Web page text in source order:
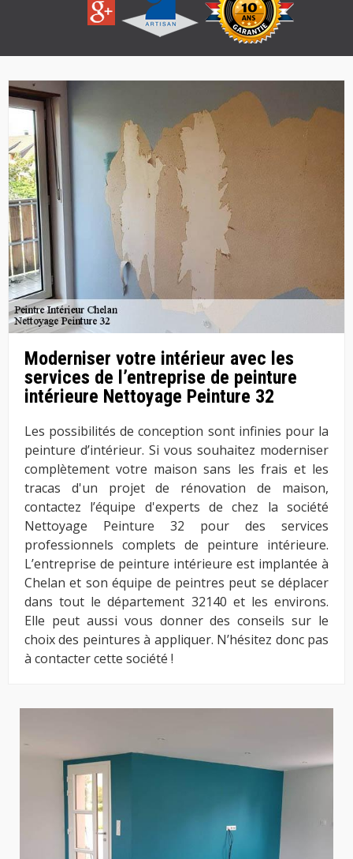
Moderniser votre intérieur avec les
services de l’entreprise de peinture
intérieure Nettoyage Peinture 32
Les possibilités de conception sont infinies pour la
peinture d’intérieur. Si vous souhaitez moderniser
complètement votre maison sans les frais et les
tracas d'un projet de rénovation de maison,
contactez l’équipe d'experts de chez la société
Nettoyage Peinture 32 pour des services
professionnels complets de peinture intérieure.
L’entreprise de peinture intérieure est implantée à
Chelan et son équipe de peintres peut se déplacer
dans tout le département 32140 et les environs.
Elle peut aussi vous donner des conseils sur le
choix des peintures à appliquer. N’hésitez donc pas
à contacter cette société !